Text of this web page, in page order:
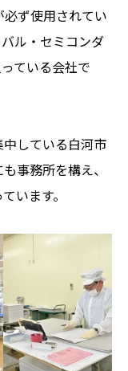
ず使用されてい
ル・セミコンダ
ている会社で
している白河市
事務所を構え、
います。